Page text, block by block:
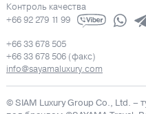
Контроль качества
+66 92 279 11 99
+66 33 678 505
+66 33 678 506 (факс)
info@sayamaluxury.com
© SIAM Luxury Group Co., Ltd. –